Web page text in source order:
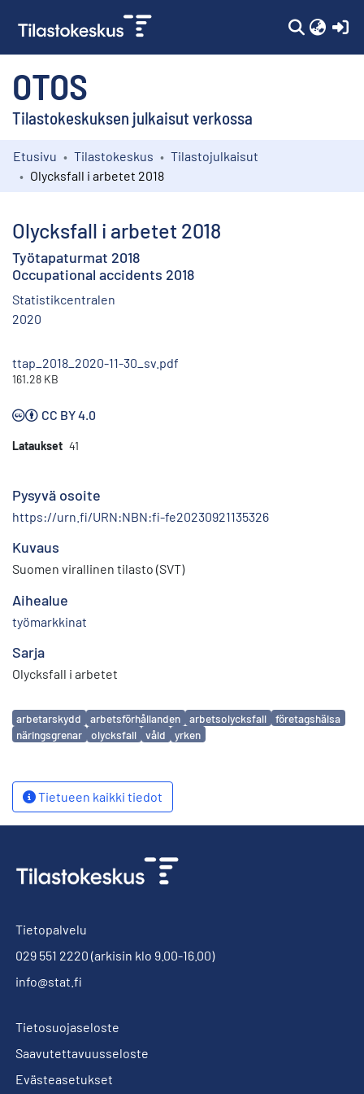
OTOS
Tilastokeskuksen julkaisut verkossa
Kokoelmat
Etusivu Tilastokeskus
Tilastojulkaisut
Olycksfall i arbetet 2018
Olycksfall i arbetet 2018
Työtapaturmat 2018
Occupational accidents 2018
Statistikcentralen
2020
ttap_2018_2020-11-30_sv.pdf
161.28 KB
CC BY 4.0
Lataukset 41
Pysyvä osoite
https://urn.fi/URN:NBN:fi-fe20230921135326
Kuvaus
Suomen virallinen tilasto (SVT)
Aihealue
työmarkkinat
Sarja
Olycksfall i arbetet
Avainsanat
arbetarskydd arbetsförhållanden arbetsolycksfall
företagshälsa
näringsgrenar
olycksfall våld yrken
Tietueen kaikki tiedot
Tietopalvelu
029 551 2220 (arkisin klo 9.00-16.00)
info@stat.fi
Tietosuojaseloste
Saavutettavuusseloste
Evästeasetukset